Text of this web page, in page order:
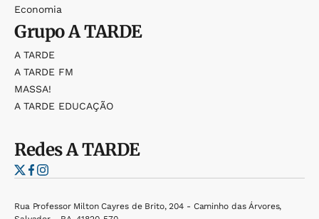
Economia
GrupoA TARDE
A TARDE
A TARDE FM
MASSA!
A TARDE EDUCAÇÃO
RedesA TARDE
Rua Professor Milton Cayres de Brito, 204 - Caminho das Árvores,